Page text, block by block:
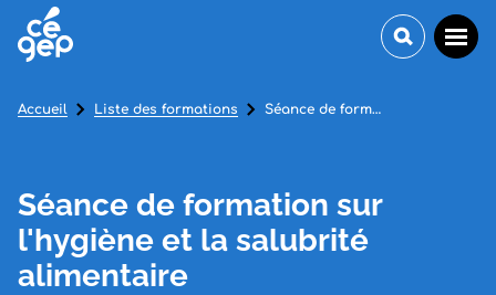
Séance de formation sur
l'hygiène et la salubrité
alimentaire
Accueil Liste des formations Séance de formation sur l'hygiène et la salubrité alimentaire